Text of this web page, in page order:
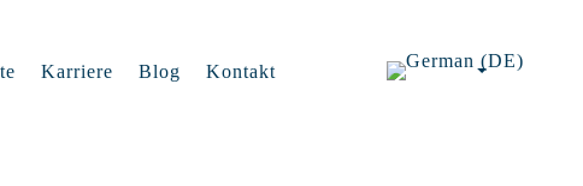
Karriere Blog Kontakt